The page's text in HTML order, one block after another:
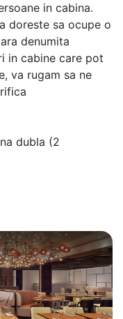
in cabina.
doreste sa ocupe o
denumita
in cabine care pot
va rugam sa ne
dubla (2